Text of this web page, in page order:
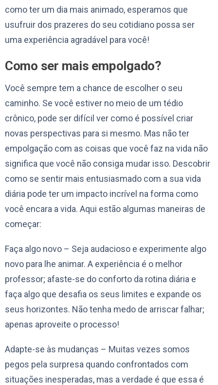
como ter um dia mais animado, esperamos que
usufruir dos prazeres do seu cotidiano possa ser
uma experiência agradável para você!
Como ser mais empolgado?
Você sempre tem a chance de escolher o seu
caminho. Se você estiver no meio de um tédio
crônico, pode ser difícil ver como é possível criar
novas perspectivas para si mesmo. Mas não ter
empolgação com as coisas que você faz na vida não
significa que você não consiga mudar isso. Descobrir
como se sentir mais entusiasmado com a sua vida
diária pode ter um impacto incrível na forma como
você encara a vida. Aqui estão algumas maneiras de
começar:
Faça algo novo – Seja audacioso e experimente algo
novo para lhe animar. A experiência é o melhor
professor; afaste-se do conforto da rotina diária e
faça algo que desafia os seus limites e expande os
seus horizontes. Não tenha medo de arriscar falhar;
apenas aproveite o processo!
Adapte-se às mudanças – Muitas vezes somos
pegos pela surpresa quando confrontados com
situações inesperadas, mas a verdade é que essa é